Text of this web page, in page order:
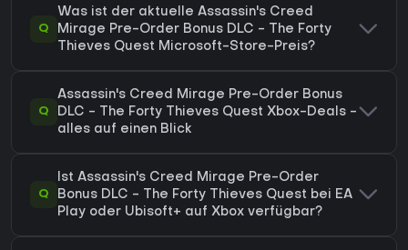
Q
Was ist der aktuelle Assassin's Creed
Mirage Pre-Order Bonus DLC - The Forty
Thieves Quest Microsoft-Store-Preis?
Q
Assassin's Creed Mirage Pre-Order Bonus
DLC - The Forty Thieves Quest Xbox-Deals -
alles auf einen Blick
Q
Ist Assassin's Creed Mirage Pre-Order
Bonus DLC - The Forty Thieves Quest bei EA
Play oder Ubisoft+ auf Xbox verfügbar?